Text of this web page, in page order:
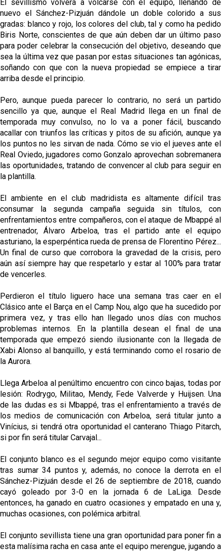
El sevillismo volverá a volcarse con el equipo, llenando de
nuevo el Sánchez-Pizjuán dándole un doble colorido a sus
gradas: blanco y rojo, los colores del club, tal y como ha pedido
Biris Norte, conscientes de que aún deben dar un último paso
para poder celebrar la consecución del objetivo, deseando que
sea la última vez que pasan por estas situaciones tan agónicas,
soñando con que con la nueva propiedad se empiece a tirar
arriba desde el principio.
Pero, aunque pueda parecer lo contrario, no será un partido
sencillo ya que, aunque el Real Madrid llega en un final de
temporada muy convulso, no lo va a poner fácil, buscando
acallar con triunfos las críticas y pitos de su afición, aunque ya
los puntos no les sirvan de nada. Cómo se vio el jueves ante el
Real Oviedo, jugadores como Gonzalo aprovechan sobremanera
las oportunidades, tratando de convencer al club para seguir en
la plantilla.
El ambiente en el club madridista es altamente difícil tras
consumar la segunda campaña seguida sin títulos, con
enfrentamientos entre compañeros, con el ataque de Mbappé al
entrenador, Álvaro Arbeloa, tras el partido ante el equipo
asturiano, la esperpéntica rueda de prensa de Florentino Pérez...
Un final de curso que corrobora la gravedad de la crisis, pero
aún así siempre hay que respetarlo y estar al 100% para tratar
de vencerles.
Perdieron el título liguero hace una semana tras caer en el
Clásico ante el Barça en el Camp Nou, algo que ha sucedido por
primera vez, y tras ello han llegado unos días con muchos
problemas internos. En la plantilla desean el final de una
temporada que empezó siendo ilusionante con la llegada de
Xabi Alonso al banquillo, y está terminando como el rosario de
la Aurora.
Llega Arbeloa al penúltimo encuentro con cinco bajas, todas por
lesión: Rodrygo, Militao, Mendy, Fede Valverde y Huijsen. Una
de las dudas es si Mbappé, tras el enfrentamiento a través de
los medios de comunicación con Arbeloa, será titular junto a
Vinícius, si tendrá otra oportunidad el canterano Thiago Pitarch,
si por fin será titular Carvajal...
El conjunto blanco es el segundo mejor equipo como visitante
tras sumar 34 puntos y, además, no conoce la derrota en el
Sánchez-Pizjuán desde el 26 de septiembre de 2018, cuando
cayó goleado por 3-0 en la jornada 6 de LaLiga. Desde
entonces, ha ganado en cuatro ocasiones y empatado en una y,
muchas ocasiones, con polémica arbitral.
El conjunto sevillista tiene una gran oportunidad para poner fin a
esta malísima racha en casa ante el equipo merengue, jugando a